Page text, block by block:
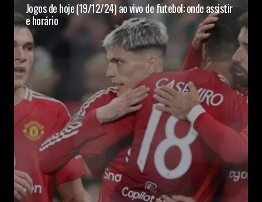
Jogos de hoje (19/12/24) ao vivo de futebol: onde assistir
e horário